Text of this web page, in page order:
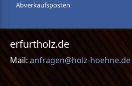
Abverkaufsposten
erfurtholz.de
Mail: anfragen@holz-hoehne.de